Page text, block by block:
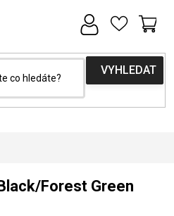
slevou 15% s kódem
Forest Green